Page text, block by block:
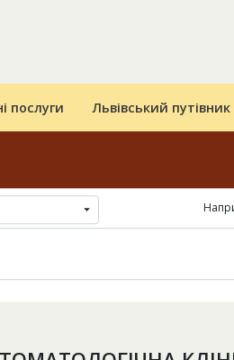
послуги Львівський путівник